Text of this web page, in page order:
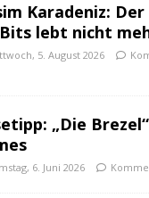
Karadeniz:
Bits lebt nicht
5. August 2026
„Die
6. Juni 2026